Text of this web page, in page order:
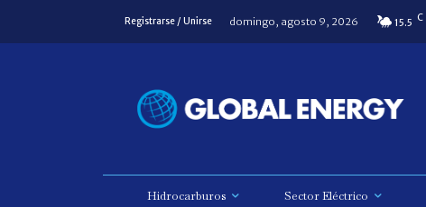
Registrarse / Unirse domingo, agosto 9, 2026 15.5 C
Hidrocarburos Sector Eléctrico